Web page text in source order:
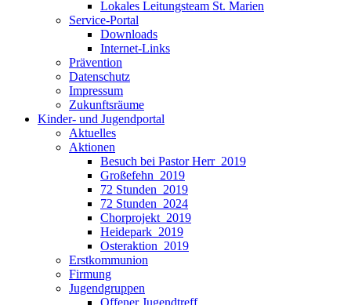
Lokales Leitungsteam St. Marien
Service-Portal
Downloads
Internet-Links
Prävention
Datenschutz
Impressum
Zukunftsräume
Kinder- und Jugendportal
Aktuelles
Aktionen
Besuch bei Pastor Herr_2019
Großefehn_2019
72 Stunden_2019
72 Stunden_2024
Chorprojekt_2019
Heidepark_2019
Osteraktion_2019
Erstkommunion
Firmung
Jugendgruppen
Offener Jugendtreff